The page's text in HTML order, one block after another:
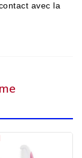
avec la